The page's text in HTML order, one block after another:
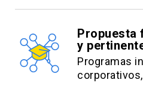
Prueba online individual
Curso III.
Propuesta
y
Programas